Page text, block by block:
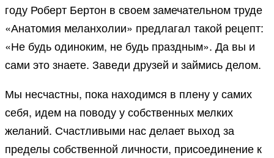
году Роберт Бертон в своем замечательном труде
«Анатомия меланхолии» предлагал такой рецепт:
«Не будь одиноким, не будь праздным». Да вы и
сами это знаете. Заведи друзей и займись делом.
Мы несчастны, пока находимся в плену у самих
себя, идем на поводу у собственных мелких
желаний. Счастливыми нас делает выход за
пределы собственной личности, присоединение к